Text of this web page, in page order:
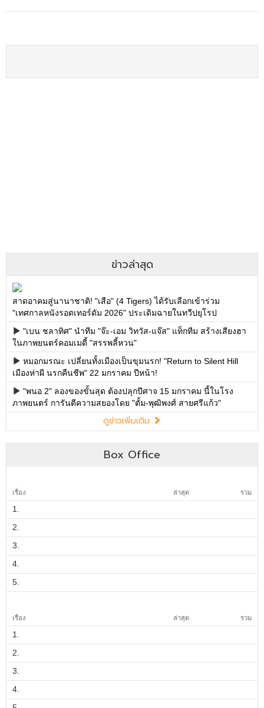
Box Office
เรื่อง ล่าสุด รวม
1.
2.
3.
4.
5.
เรื่อง ล่าสุด รวม
1.
2.
3.
4.